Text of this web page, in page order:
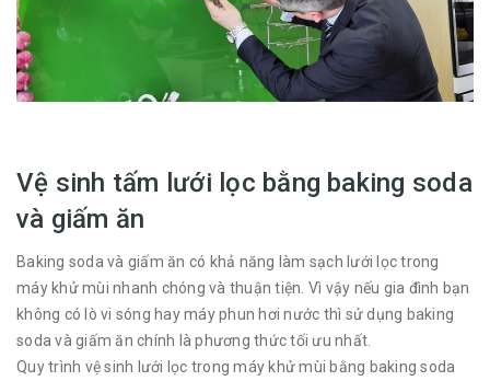
Vệ sinh tấm lưới lọc bằng baking soda
và giấm ăn
Baking soda và giấm ăn có khả năng làm sạch lưới lọc trong
máy khử mùi nhanh chóng và thuận tiện. Vì vậy nếu gia đình bạn
không có lò vi sóng hay máy phun hơi nước thì sử dụng baking
soda và giấm ăn chính là phương thức tối ưu nhất.
Quy trình vệ sinh lưới lọc trong máy khử mùi bằng baking soda